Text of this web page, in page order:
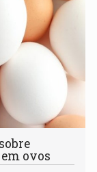
ovos